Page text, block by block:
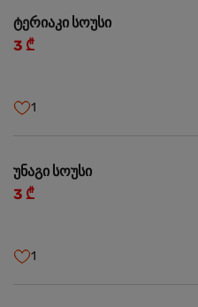
ტერიაკი სოუსი
3 ₾
1
უნაგი სოუსი
3 ₾
1